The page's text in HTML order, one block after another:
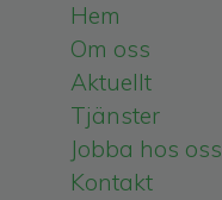
Hem
Om oss
Aktuellt
Tjänster
Jobba hos oss
Kontakt